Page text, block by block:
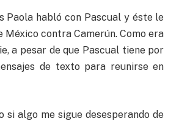
Paola habló con Pascual y éste le
contra Camerún. Como era
a pesar de que Pascual tiene por
de texto para reunirse en
si algo me sigue desesperando de